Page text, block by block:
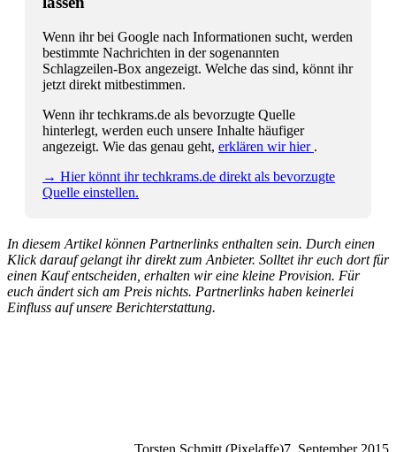
Wenn ihr bei Google nach Informationen sucht, werden
bestimmte Nachrichten in der sogenannten
Schlagzeilen-Box angezeigt. Welche das sind, könnt ihr
jetzt direkt mitbestimmen.
Wenn ihr techkrams.de als bevorzugte Quelle
hinterlegt, werden euch unsere Inhalte häufiger
angezeigt. Wie das genau geht, erklären wir hier .
→ Hier könnt ihr techkrams.de direkt als bevorzugte
Quelle einstellen.
In diesem Artikel können Partnerlinks enthalten sein. Durch einen
Klick darauf gelangt ihr direkt zum Anbieter. Solltet ihr euch dort für
einen Kauf entscheiden, erhalten wir eine kleine Provision. Für
euch ändert sich am Preis nichts. Partnerlinks haben keinerlei
Einfluss auf unsere Berichterstattung.
Torsten Schmitt (Pixelaffe)7. September 2015